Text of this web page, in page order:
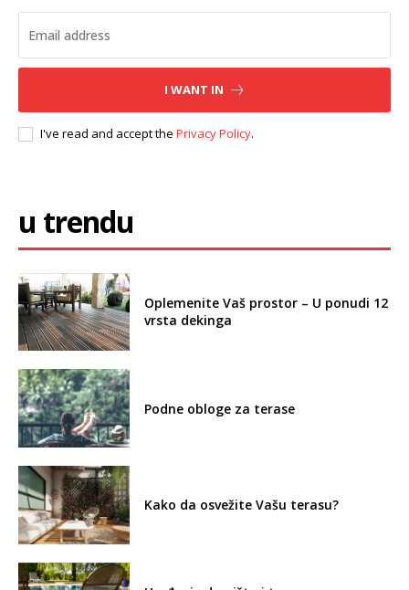
I WANT IN
I've read and accept the Privacy Policy.
u trendu
Oplemenite Vaš prostor – U ponudi 12
vrsta dekinga
Podne obloge za terase
Kako da osvežite Vašu terasu?